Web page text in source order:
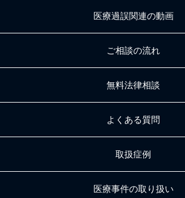
医療過誤関連の動画
ご相談の流れ
無料法律相談
よくある質問
取扱症例
医療事件の取り扱い